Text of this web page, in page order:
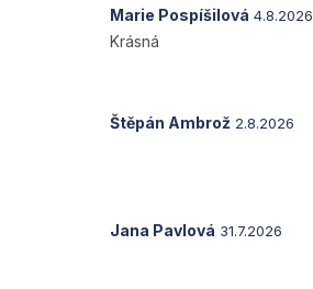
5
hvězdiček.
Hodnocení
produktu
5
Marie Pospíšilová 4.8.2026
Krásná
Hodnocení
5
Štěpán Ambrož 2.8.2026
Hodnocení
Jana Pavlová 31.7.2026